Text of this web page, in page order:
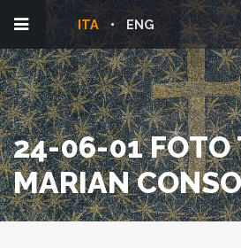
ENG
ITA
24-06-01 FOTO
MARIAN